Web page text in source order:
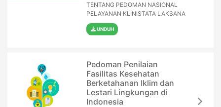
TENTANG PEDOMAN NASIONAL
PELAYANAN KLINISTATA LAKSANA
UNDUH
Pedoman Penilaian
Fasilitas Kesehatan
Berketahanan Iklim dan
Lestari Lingkungan di
Indonesia